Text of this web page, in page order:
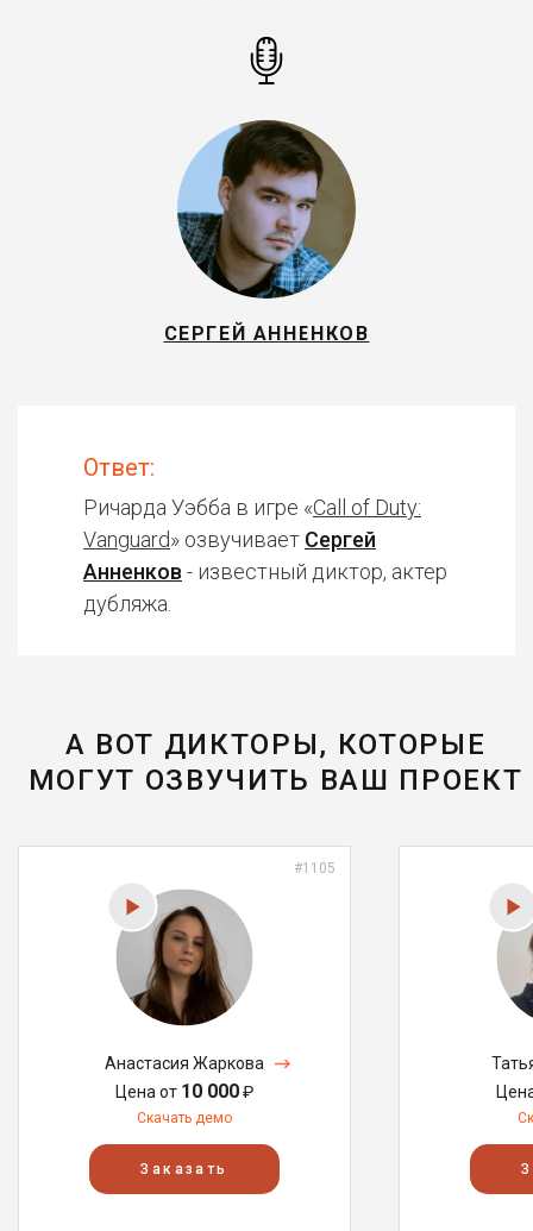
СЕРГЕЙ АННЕНКОВ
Ответ:
Ричарда Уэбба в игре «Call of Duty:
Vanguard» озвучивает Сергей
Анненков - известный диктор, актер
дубляжа.
А ВОТ ДИКТОРЫ, КОТОРЫЕ
МОГУТ ОЗВУЧИТЬ ВАШ ПРОЕКТ
#1105
Анастасия Жаркова
Цена от 10 000₽
Скачать демо
Заказать